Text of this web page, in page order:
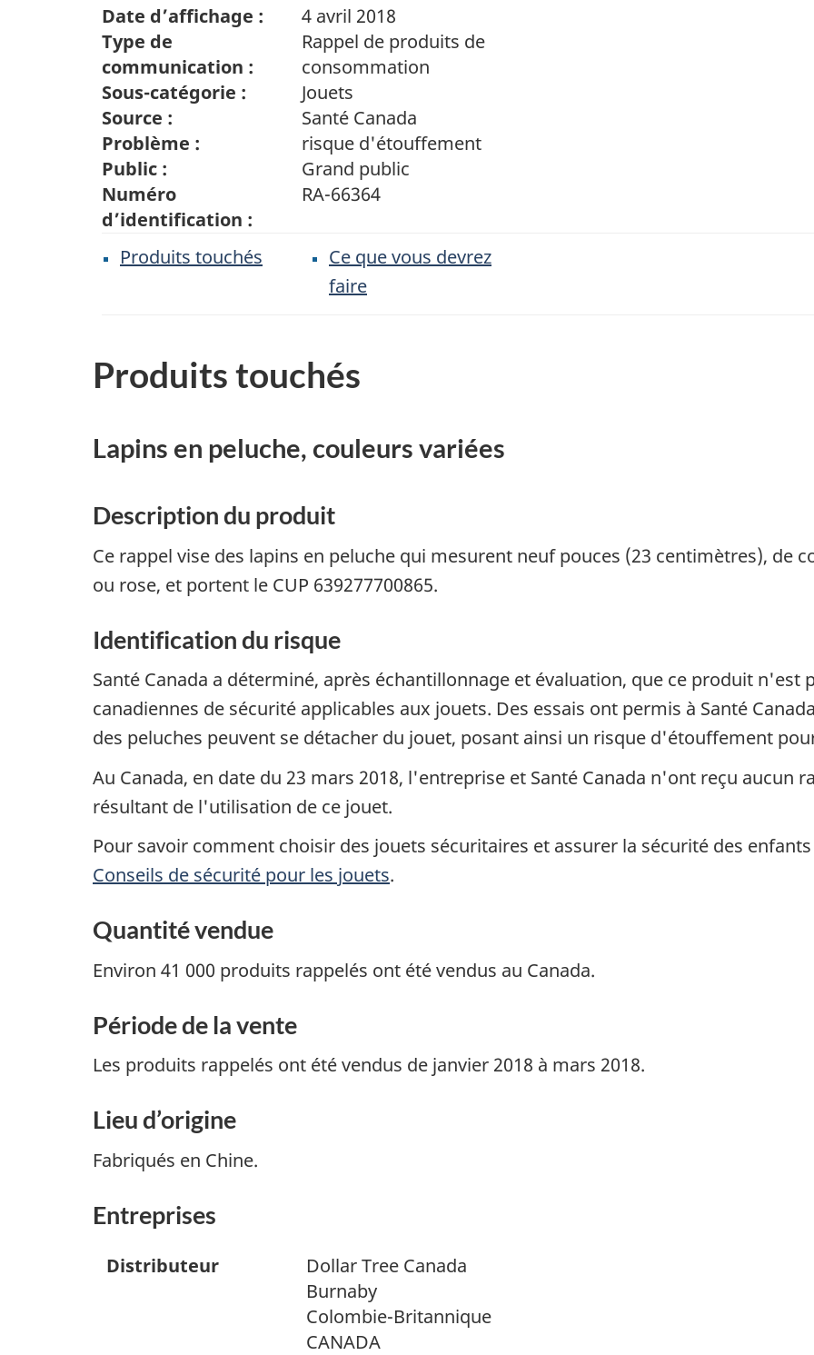
Date d’affichage :
4 avril 2018
Type de
communication :
Rappel de produits de
consommation
Sous-catégorie :
Jouets
Source :
Santé Canada
Problème :
risque d'étouffement
Public :
Grand public
Numéro
d’identification :
RA-66364
Produits touchés
Ce que vous devrez
faire
Produits touchés
Lapins en peluche, couleurs variées
Description du produit
Ce rappel vise des lapins en peluche qui mesurent neuf pouces (23 centimètres), de
ou rose, et portent le CUP 639277700865.
Identification du risque
Santé Canada a déterminé, après échantillonnage et évaluation, que ce produit n'est
canadiennes de sécurité applicables aux jouets. Des essais ont permis à Santé
des peluches peuvent se détacher du jouet, posant ainsi un risque d'étouffement
Au Canada, en date du 23 mars 2018, l'entreprise et Santé Canada n'ont reçu aucun
résultant de l'utilisation de ce jouet.
Pour savoir comment choisir des jouets sécuritaires et assurer la sécurité des
Conseils de sécurité pour les jouets.
Quantité vendue
Environ 41 000 produits rappelés ont été vendus au Canada.
Période de la vente
Les produits rappelés ont été vendus de janvier 2018 à mars 2018.
Lieu d’origine
Fabriqués en Chine.
Entreprises
Distributeur
Dollar Tree Canada
Burnaby
Colombie-Britannique
CANADA